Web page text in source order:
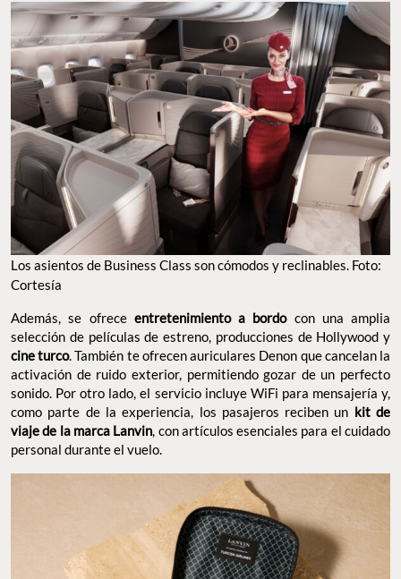
Los asientos de Business Class son cómodos y reclinables. Foto:
Cortesía
Además, se ofrece entretenimiento a bordocon una amplia
selección de películas de estreno, producciones de Hollywood y
cine turco. También te ofrecen auriculares Denon que cancelan la
activación de ruido exterior, permitiendo gozar de un perfecto
sonido. Por otro lado, el servicio incluye WiFi para mensajería y,
como parte de la experiencia, los pasajeros reciben un kit de
viaje de la marca Lanvin, con artículos esenciales para el cuidado
personal durante el vuelo.